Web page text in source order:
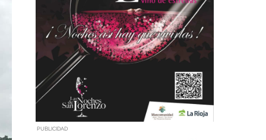
PUBLICIDAD